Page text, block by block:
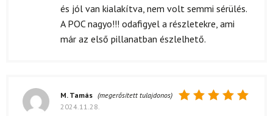
és jól van kialakítva, nem volt semmi sérülés.
A POC nagyo!!! odafigyel a részletekre, ami
már az első pillanatban észlelhető.
M. Tamás (megerősített tulajdonos)
2024.11.28.